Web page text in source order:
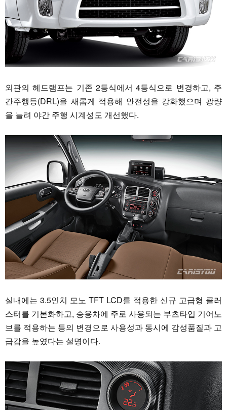
외관의 헤드램프는 기존 2등식에서 4등식으로 변경하고, 주
간주행등(DRL)을 새롭게 적용해 안전성을 강화했으며 광량
을 늘려 야간 주행 시계성도 개선했다.
실내에는 3.5인치 모노 TFT LCD를 적용한 신규 고급형 클러
스터를 기본화하고, 승용차에 주로 사용되는 부츠타입 기어노
브를 적용하는 등의 변경으로 사용성과 동시에 감성품질과 고
급감을 높였다는 설명이다.